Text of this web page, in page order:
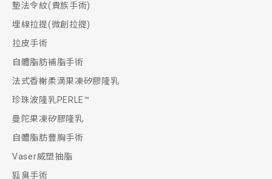
墊法令紋(貴族手術)
埋線拉提(微創拉提)
拉皮手術
自體脂肪補脂手術
法式香榭柔滴果凍矽膠隆乳
珍珠波隆乳PERLE™
曼陀果凍矽膠隆乳
自體脂肪豐胸手術
Vaser威塑抽脂
狐臭手術